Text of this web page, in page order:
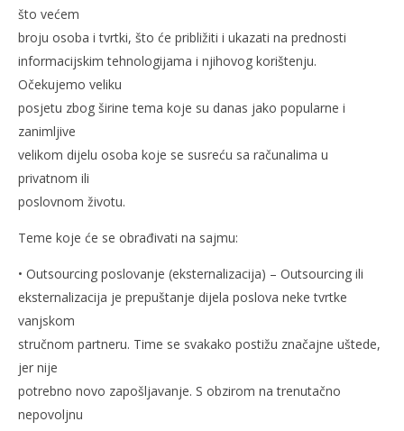
što većem
broju osoba i tvrtki, što će približiti i ukazati na prednosti
informacijskim tehnologijama i njihovog korištenju.
Očekujemo veliku
posjetu zbog širine tema koje su danas jako popularne i
zanimljive
velikom dijelu osoba koje se susreću sa računalima u
privatnom ili
poslovnom životu.
Teme koje će se obrađivati na sajmu:
• Outsourcing poslovanje (eksternalizacija) – Outsourcing ili
eksternalizacija je prepuštanje dijela poslova neke tvrtke
vanjskom
stručnom partneru. Time se svakako postižu značajne uštede,
jer nije
potrebno novo zapošljavanje. S obzirom na trenutačno
nepovoljnu